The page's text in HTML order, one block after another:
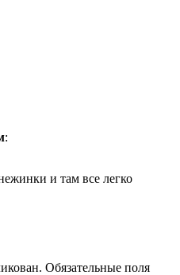
:
и там все легко
Обязательные поля